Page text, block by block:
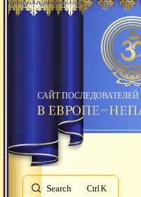
САЙТ
Search K